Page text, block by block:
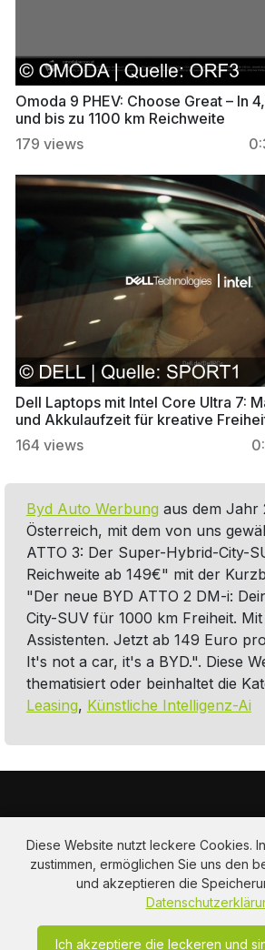
Diese Website nutzt leckere Cookies.
zustimmen, ermöglichen Sie uns den
und akzeptieren die
Ich akzeptiere die leckeren und
Omoda 9 PHEV: Choose Great – In
und bis zu 1100 km Reichweite
179 views
Dell Laptops mit Intel Core Ultra 7:
und Akkulaufzeit für kreative
164 views
Byd Auto Werbung aus dem Jahr
Österreich, mit dem von uns
ATTO 3: Der Super-Hybrid-City-
Reichweite ab 149€" mit der
"Der neue BYD ATTO 2 DM-i:
City-SUV für 1000 km Freiheit.
Assistenten. Jetzt ab 149 Euro
It's not a car, it's a BYD.". Diese
thematisiert oder beinhaltet die
Leasing, Künstliche Intelligenz-Ai
Am Hausacker 7 , 85461